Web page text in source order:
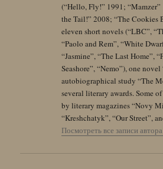
(“Hello, Fly!” 1991;
the Tail!” 2008; “The Cookies
eleven short novels (“LBC”,
“Paolo and Rem”, “White
“Jasmine”, “The Last Home”,
Seashore”, “Nemo”), one
autobiographical study “The
several literary awards. Some
by literary magazines “Novy
“Kreshchatyk”, “Our Street”,
Посмотреть все записи